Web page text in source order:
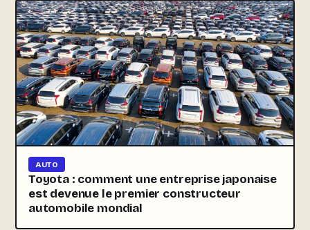
AUTO
Toyota : comment une entreprise japonaise
est devenue le premier constructeur
automobile mondial